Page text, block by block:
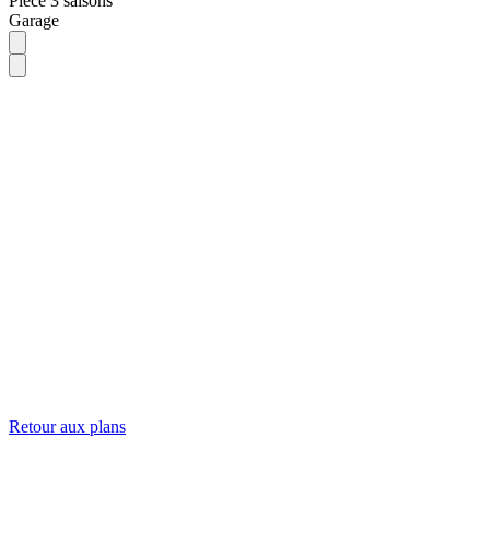
Garage
Retour aux plans